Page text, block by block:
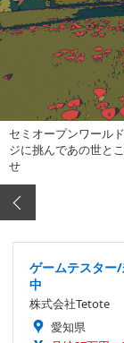
セミオープンワール
ジに挑んであの世と
せ
ゲームテスター
中
株式会社Tetote
愛知県